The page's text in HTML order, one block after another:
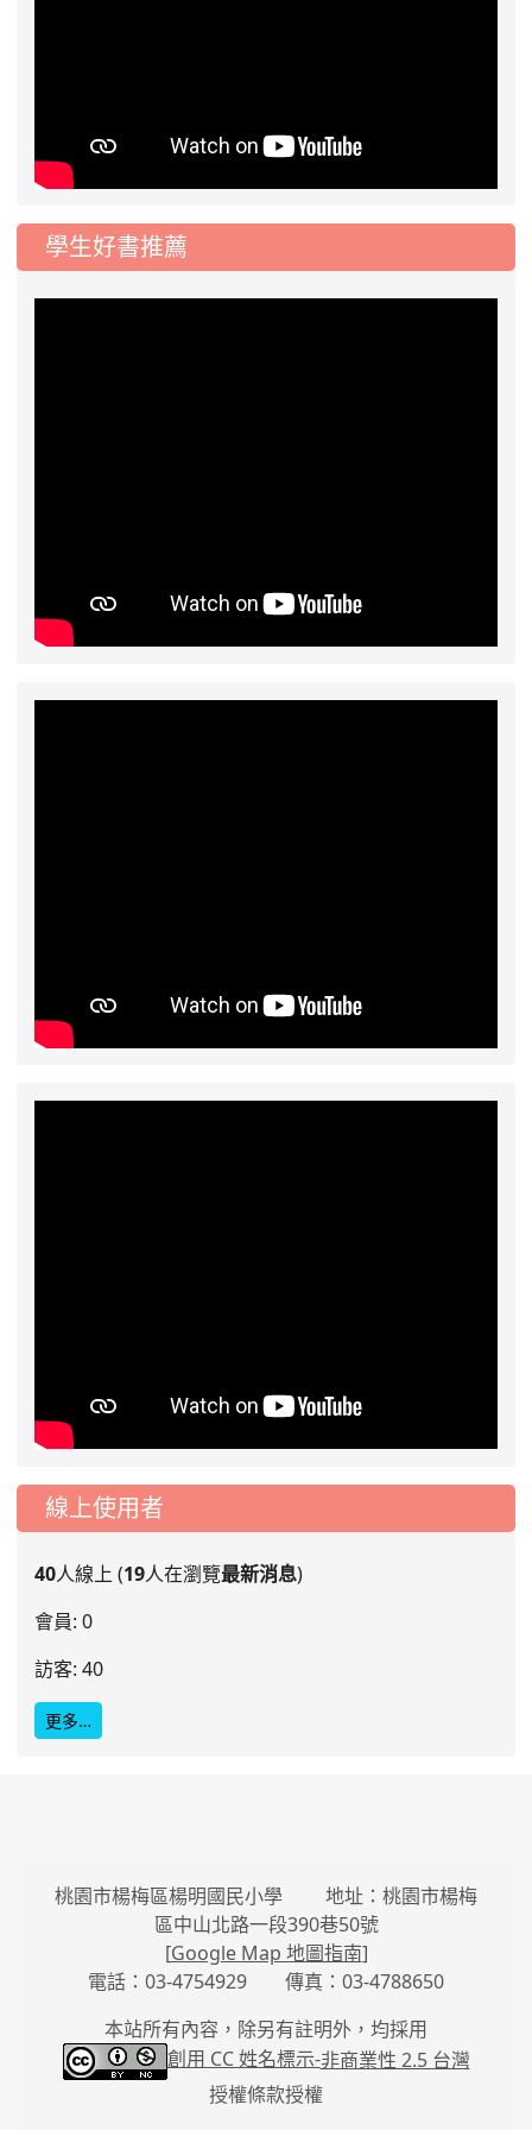
學生好書推薦
線上使用者
40人線上 (19人在瀏覽最新消息)
會員: 0
訪客: 40
更多…
桃園市楊梅區楊明國民小學 地址：桃園市楊梅
區中山北路一段390巷50號
[Google Map 地圖指南]
電話：03-4754929 傳真：03-4788650
本站所有內容，除另有註明外，均採用
創用 CC 姓名標示-非商業性 2.5 台灣
授權條款授權